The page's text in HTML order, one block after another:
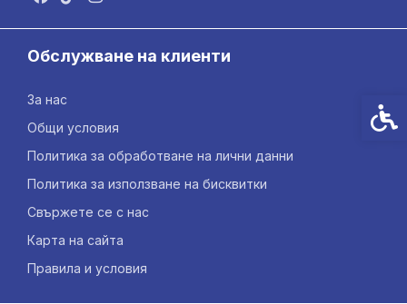
Обслужване на клиенти
За нас
Общи условия
Политика за обработване на лични данни
Политика за използване на бисквитки
Свържете се с нас
Карта на сайта
Правила и условия